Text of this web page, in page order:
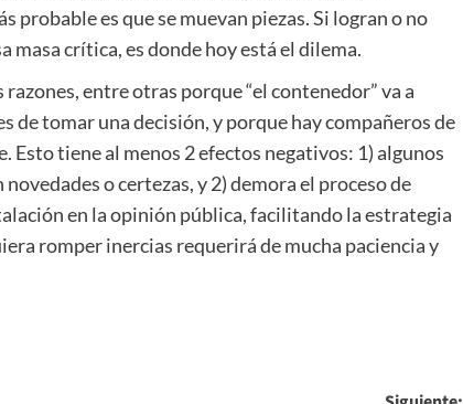
es que se muevan piezas. Si logran o no
masa crítica, es donde hoy está el dilema.
entre otras porque “el contenedor” va a
de tomar una decisión, y porque hay compañeros de
Esto tiene al menos 2 efectos negativos: 1) algunos
o certezas, y 2) demora el proceso de
en la opinión pública, facilitando la estrategia
romper inercias requerirá de mucha paciencia y